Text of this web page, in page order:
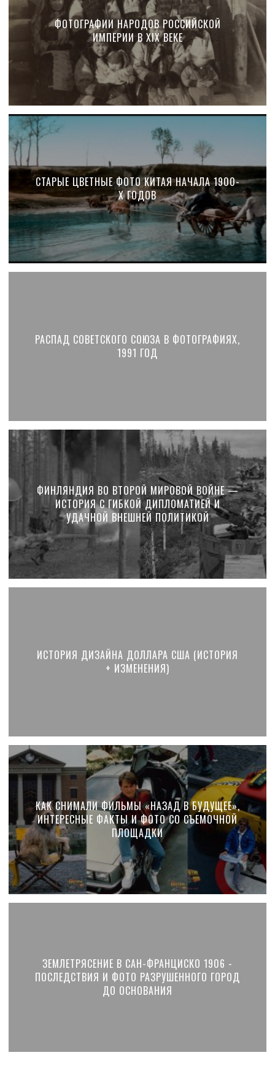
ФОТОГРАФИИ НАРОДОВ РОССИЙСКОЙ
ИМПЕРИИ В XIX ВЕКЕ
СТАРЫЕ ЦВЕТНЫЕ ФОТО КИТАЯ НАЧАЛА 1900-
Х ГОДОВ
РАСПАД СОВЕТСКОГО СОЮЗА В ФОТОГРАФИЯХ,
1991 ГОД
ФИНЛЯНДИЯ ВО ВТОРОЙ МИРОВОЙ ВОЙНЕ —
ИСТОРИЯ С ГИБКОЙ ДИПЛОМАТИЕЙ И
УДАЧНОЙ ВНЕШНЕЙ ПОЛИТИКОЙ
ИСТОРИЯ ДИЗАЙНА ДОЛЛАРА США (ИСТОРИЯ
+ ИЗМЕНЕНИЯ)
КАК СНИМАЛИ ФИЛЬМЫ «НАЗАД В БУДУЩЕЕ»,
ИНТЕРЕСНЫЕ ФАКТЫ И ФОТО СО СЪЕМОЧНОЙ
ПЛОЩАДКИ
ЗЕМЛЕТРЯСЕНИЕ В САН-ФРАНЦИСКО 1906 -
ПОСЛЕДСТВИЯ И ФОТО РАЗРУШЕННОГО ГОРОД
ДО ОСНОВАНИЯ